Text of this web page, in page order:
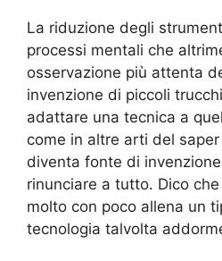
La riduzione degli
processi mentali che
osservazione più attenta
invenzione di piccoli
adattare una tecnica a
come in altre arti del
diventa fonte di
rinunciare a tutto. Dico
molto con poco allena un
tecnologia talvolta